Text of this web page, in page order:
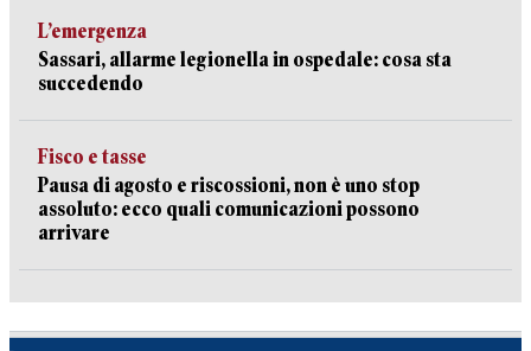
L’emergenza
Sassari, allarme legionella in ospedale: cosa sta
succedendo
Fisco e tasse
Pausa di agosto e riscossioni, non è uno stop
assoluto: ecco quali comunicazioni possono
arrivare